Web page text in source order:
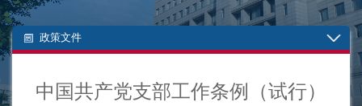
政策文件
中国共产党支部工作条例（试行）